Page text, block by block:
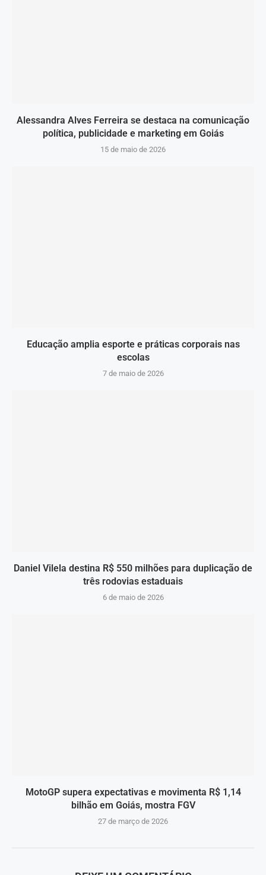
Alessandra Alves Ferreira se destaca na comunicação
política, publicidade e marketing em Goiás
15 de maio de 2026
Educação amplia esporte e práticas corporais nas
escolas
7 de maio de 2026
Daniel Vilela destina R$ 550 milhões para duplicação de
três rodovias estaduais
6 de maio de 2026
MotoGP supera expectativas e movimenta R$ 1,14
bilhão em Goiás, mostra FGV
27 de março de 2026